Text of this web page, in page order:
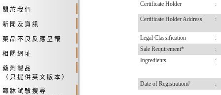
關 於 我 們
新 聞 及 資 訊
藥 品 不 良 反 應 呈 報
相 關 網 址
藥 劑 製 品
（ 只 提 供 英 文 版 本 ）
臨 牀 試 驗 搜 尋
Certificate Holder :
Certificate Holder Address :
Legal Classification
:
Sale Requirement*
:
Ingredients
:
Date of Registration# :